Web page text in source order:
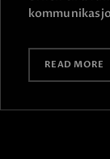
READ MORE